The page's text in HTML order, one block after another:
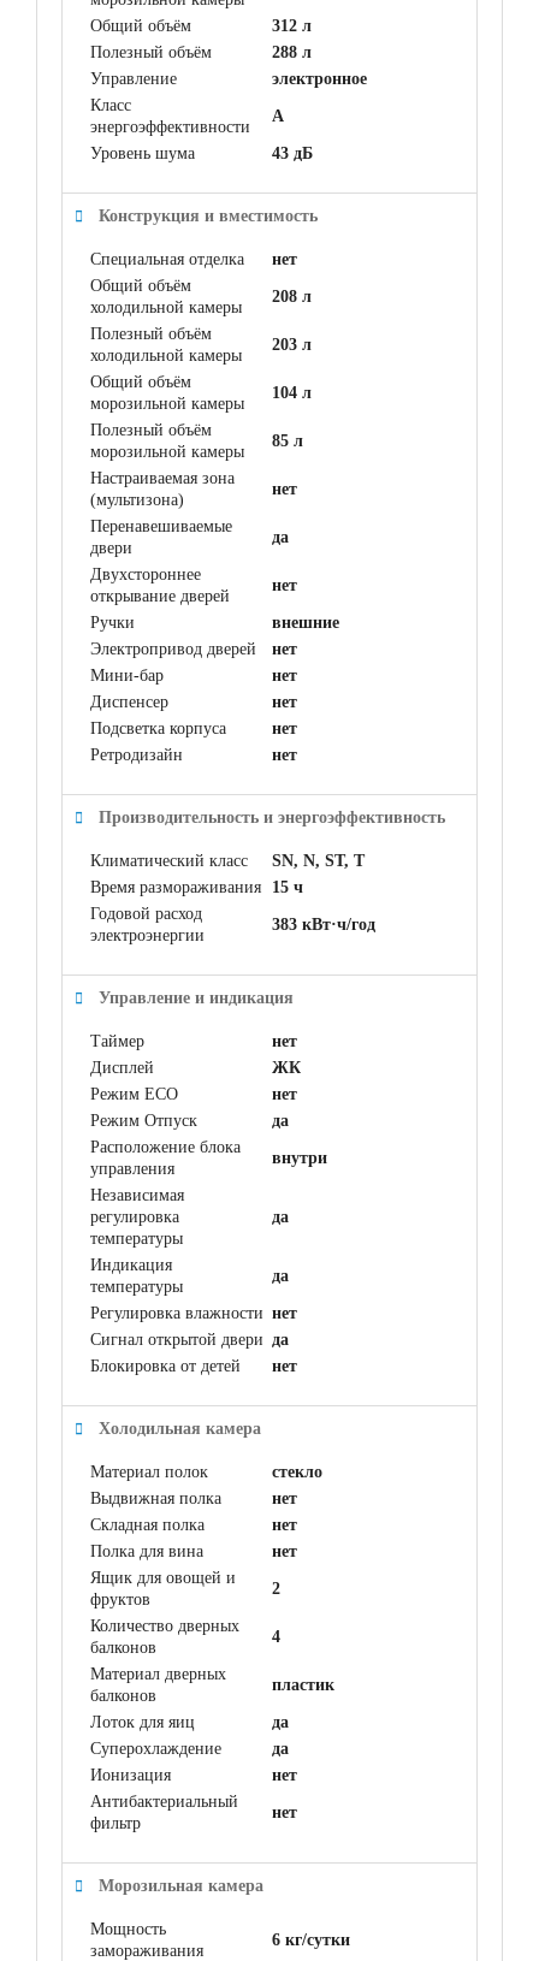
Общий объём
312 л
Полезный объём
288 л
Управление
электронное
Класс
энергоэффективности
A
Уровень шума 43 дБ
Конструкция и вместимость
Специальная отделка
нет
Общий объём
холодильной камеры
208 л
Полезный объём
холодильной камеры
203 л
Общий объём
морозильной камеры
104 л
Полезный объём
морозильной камеры
85 л
Настраиваемая зона
(мультизона)
нет
Перенавешиваемые
двери
да
Двухстороннее
открывание дверей
нет
Ручки
внешние
Электропривод дверей
нет
Мини-бар
нет
Диспенсер
нет
Подсветка корпуса
нет
Ретродизайн
нет
Производительность и энергоэффективность
Климатический класс
SN, N, ST, T
Время размораживания
15 ч
Годовой расход
электроэнергии
383 кВт·ч/год
Управление и индикация
Таймер
нет
Дисплей
ЖК
Режим ECO
нет
Режим Отпуск
да
Расположение блока
управления
внутри
Независимая
регулировка
температуры
да
Индикация
температуры
да
Регулировка влажности нет
Сигнал открытой двери да
Блокировка от детей
нет
Холодильная камера
Материал полок
стекло
Выдвижная полка
нет
Складная полка
нет
Полка для вина
нет
Ящик для овощей и
фруктов
2
Количество дверных
балконов
4
Материал дверных
балконов
пластик
Лоток для яиц
да
Суперохлаждение
да
Ионизация
нет
Антибактериальный
фильтр
нет
Морозильная камера
Мощность
замораживания
6 кг/сутки